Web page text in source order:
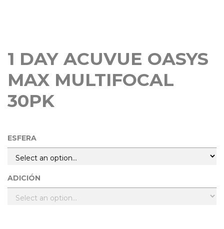
1 DAY ACUVUE OASYS
MAX MULTIFOCAL
30PK
ESFERA
ADICIÓN